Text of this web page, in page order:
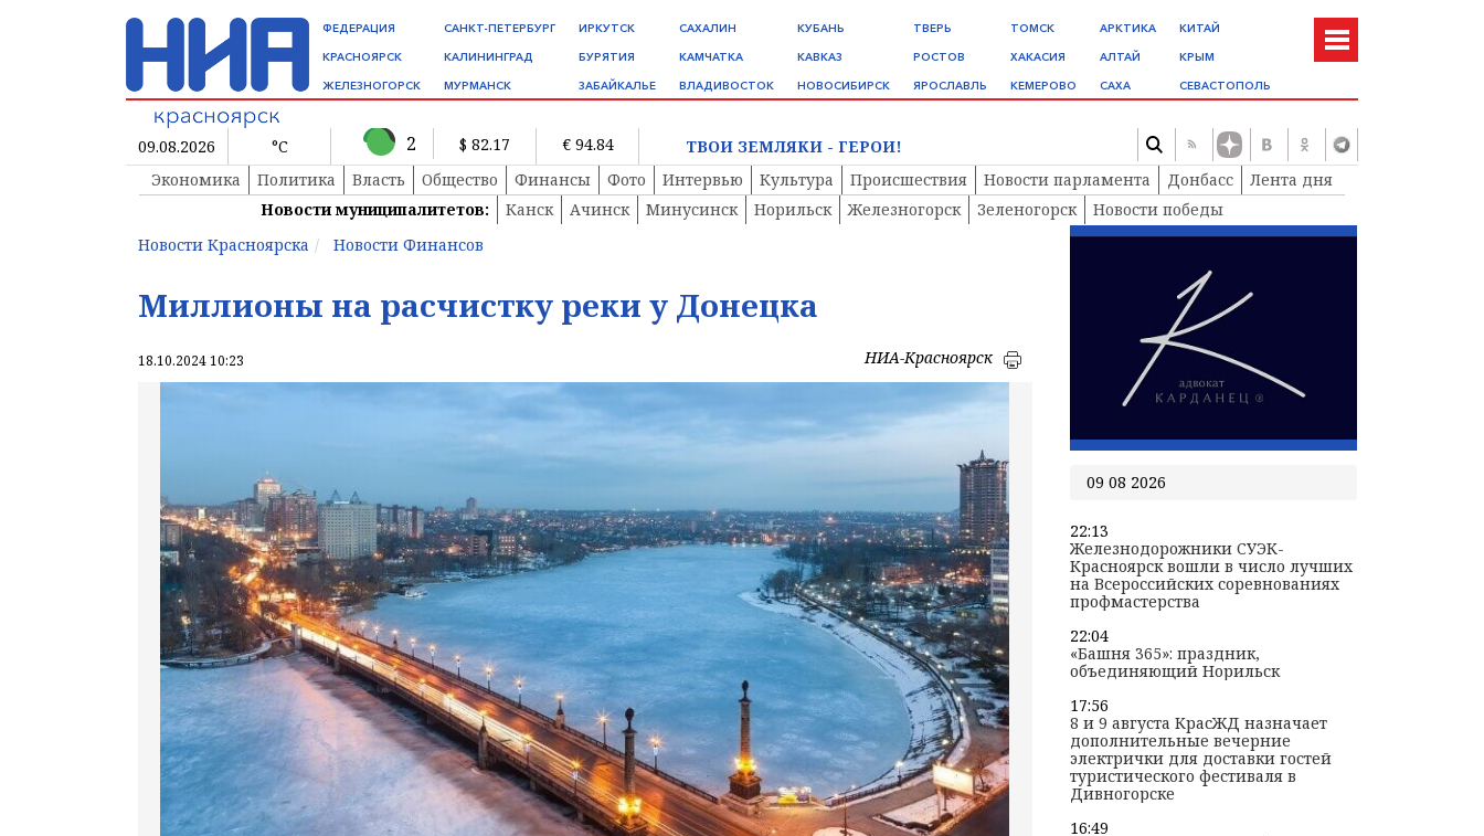
ФЕДЕРАЦИЯ
КРАСНОЯРСК
ЖЕЛЕЗНОГОРСК
САНКТ-ПЕТЕРБУРГ
КАЛИНИНГРАД
МУРМАНСК
ИРКУТСК
БУРЯТИЯ
ЗАБАЙКАЛЬЕ
САХАЛИН
КАМЧАТКА
ВЛАДИВОСТОК
КУБАНЬ
КАВКАЗ
НОВОСИБИРСК
ТВЕРЬ
РОСТОВ
ЯРОСЛАВЛЬ
ТОМСК
ХАКАСИЯ
КЕМЕРОВО
АРКТИКА
АЛТАЙ
САХА
КИТАЙ
КРЫМ
СЕВАСТОПОЛЬ
09.08.2026 °C 2 $ 82.17 € 94.84
ТВОИ ЗЕМЛЯКИ - ГЕРОИ!
Экономика
Политика Власть Общество Финансы Фото Интервью Культура Происшествия Новости парламента Донбасс
Лента дня
Новости муниципалитетов:
Канск Ачинск Минусинск Норильск Железногорск Зеленогорск
Новости победы
Новости Красноярска
Новости Финансов
Миллионы на расчистку реки у Донецка
18.10.2024 10:23 НИА-Красноярск
09 08 2026
22:13
Железнодорожники СУЭК-
Красноярск вошли в число лучших
на Всероссийских соревнованиях
профмастерства
22:04
«Башня 365»: праздник,
объединяющий Норильск
17:56
8 и 9 августа КрасЖД назначает
дополнительные вечерние
электрички для доставки гостей
туристического фестиваля в
Дивногорске
16:49